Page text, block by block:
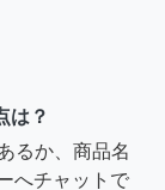
は？
るか、商品名
へチャットで